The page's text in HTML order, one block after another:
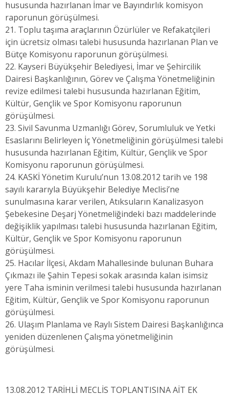
hususunda hazırlanan İmar ve Bayındırlık komisyon
raporunun görüşülmesi.
21. Toplu taşıma araçlarının Özürlüler ve Refakatçileri
için ücretsiz olması talebi hususunda hazırlanan Plan ve
Bütçe Komisyonu raporunun görüşülmesi.
22. Kayseri Büyükşehir Belediyesi, İmar ve Şehircilik
Dairesi Başkanlığının, Görev ve Çalışma Yönetmeliğinin
revize edilmesi talebi hususunda hazırlanan Eğitim,
Kültür, Gençlik ve Spor Komisyonu raporunun
görüşülmesi.
23. Sivil Savunma Uzmanlığı Görev, Sorumluluk ve Yetki
Esaslarını Belirleyen İç Yönetmeliğinin görüşülmesi talebi
hususunda hazırlanan Eğitim, Kültür, Gençlik ve Spor
Komisyonu raporunun görüşülmesi.
24. KASKİ Yönetim Kurulu’nun 13.08.2012 tarih ve 198
sayılı kararıyla Büyükşehir Belediye Meclisi’ne
sunulmasına karar verilen, Atıksuların Kanalizasyon
Şebekesine Deşarj Yönetmeliğindeki bazı maddelerinde
değişiklik yapılması talebi hususunda hazırlanan Eğitim,
Kültür, Gençlik ve Spor Komisyonu raporunun
görüşülmesi.
25. Hacılar İlçesi, Akdam Mahallesinde bulunan Buhara
Çıkmazı ile Şahin Tepesi sokak arasında kalan isimsiz
yere Taha isminin verilmesi talebi hususunda hazırlanan
Eğitim, Kültür, Gençlik ve Spor Komisyonu raporunun
görüşülmesi.
26. Ulaşım Planlama ve Raylı Sistem Dairesi Başkanlığınca
yeniden düzenlenen Çalışma yönetmeliğinin
görüşülmesi.
13.08.2012 TARİHLİ MECLİS TOPLANTISINA AİT EK